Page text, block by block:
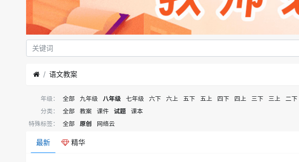
语文教案
年级： 全部 九年级 八年级 七年级 六下 六上 五下 五上 四下 四上 三下 三上 二下
分类：
全部 教案 课件 试题
课本
特殊标签：
全部 原创 网络云
最新 精华